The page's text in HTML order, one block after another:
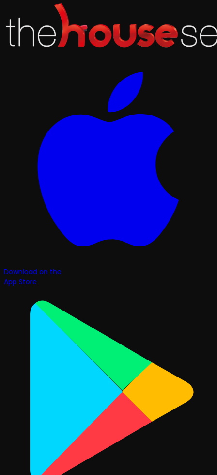
Download on the
App Store